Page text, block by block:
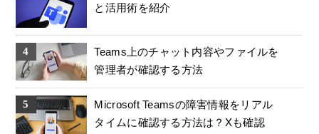
と活用術を紹介
Teams上のチャット内容やファイルを
管理者が確認する方法
Microsoft Teamsの障害情報をリアル
タイムに確認する方法は？Xも確認